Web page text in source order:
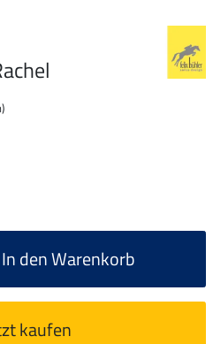
In den Warenkorb
kaufen